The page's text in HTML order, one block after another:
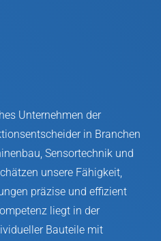
Unternehmen der
in Branchen
Sensortechnik und
unsere Fähigkeit,
präzise und effizient
liegt in der
Bauteile mit